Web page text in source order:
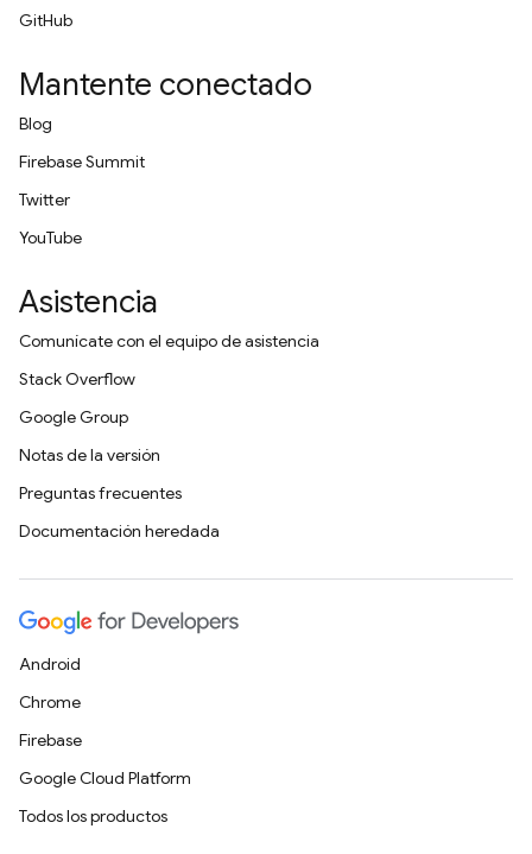
GitHub
Mantente conectado
Blog
Firebase Summit
Twitter
YouTube
Asistencia
Comunícate con el equipo de asistencia
Stack Overflow
Google Group
Notas de la versión
Preguntas frecuentes
Documentación heredada
Android
Chrome
Firebase
Google Cloud Platform
Todos los productos